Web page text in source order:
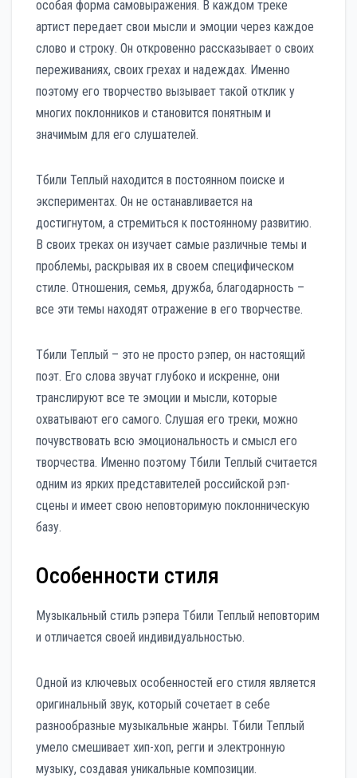
особая форма самовыражения. В каждом треке
артист передает свои мысли и эмоции через каждое
слово и строку. Он откровенно рассказывает о своих
переживаниях, своих грехах и надеждах. Именно
поэтому его творчество вызывает такой отклик у
многих поклонников и становится понятным и
значимым для его слушателей.
Тбили Теплый находится в постоянном поиске и
экспериментах. Он не останавливается на
достигнутом, а стремиться к постоянному развитию.
В своих треках он изучает самые различные темы и
проблемы, раскрывая их в своем специфическом
стиле. Отношения, семья, дружба, благодарность –
все эти темы находят отражение в его творчестве.
Тбили Теплый – это не просто рэпер, он настоящий
поэт. Его слова звучат глубоко и искренне, они
транслируют все те эмоции и мысли, которые
охватывают его самого. Слушая его треки, можно
почувствовать всю эмоциональность и смысл его
творчества. Именно поэтому Тбили Теплый считается
одним из ярких представителей российской рэп-
сцены и имеет свою неповторимую поклонническую
базу.
Особенности стиля
Музыкальный стиль рэпера Тбили Теплый неповторим
и отличается своей индивидуальностью.
Одной из ключевых особенностей его стиля является
оригинальный звук, который сочетает в себе
разнообразные музыкальные жанры. Тбили Теплый
умело смешивает хип-хоп, регги и электронную
музыку, создавая уникальные композиции.